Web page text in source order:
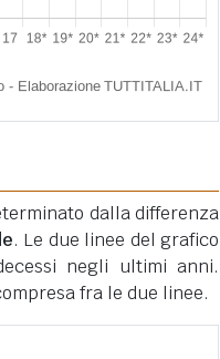
dalla differenza
. Le due linee del grafico
negli ultimi anni.
fra le due linee.